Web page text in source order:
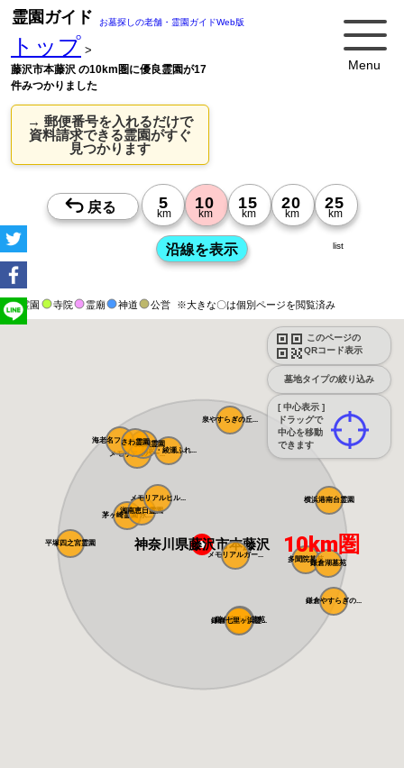
Menu
霊園ガイド お墓探しの老舗・霊園ガイドWeb版
トップ >
藤沢市本藤沢 の10km圏に優良霊園が17
件みつかりました
→ 郵便番号を入れるだけで
資料請求できる霊園がすぐ
見つかります
霊園 寺院 霊廟 神道 公営 ※大きな〇は個別ページを閲覧済み
このページの
QRコード表示
墓地タイプの絞り込み
[ 中心表示 ]
ドラッグで
中心を移動
できます
list
横浜港南台霊園
鎌倉富士見墓苑
鎌倉七里ヶ浜霊...
メモリアルパー...藤沢・綾瀬ふれ...
茅ヶ崎霊園 永...
湘南恵日霊園
平塚四之宮霊園
県央綾瀬霊園
海老名フォーシ...
メモリアルヒル...
泉やすらぎの丘...
鎌倉やすらぎの...
多聞院墓苑
さわ霊園
メモリアルガー...
鎌倉湖墓苑
神奈川県藤沢市本藤沢 10km圏